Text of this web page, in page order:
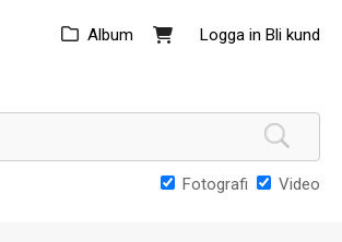
Logga in Bli kund
Album
Fotografi Video